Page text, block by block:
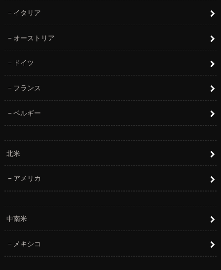
イタリア
オーストリア
ドイツ
フランス
ベルギー
北米
アメリカ
中南米
メキシコ